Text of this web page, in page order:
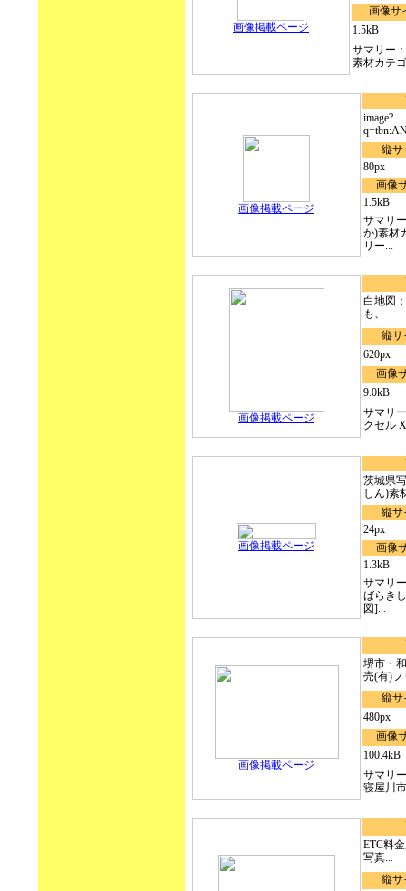
画像掲載ページ
画像サ
1.5kB
サマリー
素材カテ
画像掲載ページ
image?
縦サ
80px
画像
1.5kB
サマリ
か)素材
リー...
画像掲載ページ
白地図
も、
縦サ
620px
画像
9.0kB
サマリ
クセル
画像掲載ページ
茨城県
しん)素
縦サ
24px
画像
1.3kB
サマリ
ばらき
図]...
画像掲載ページ
堺市・
売(有)フ
縦サ
480px
画像
100.4kB
サマリ
寝屋川
ETC料
写真...
縦サ